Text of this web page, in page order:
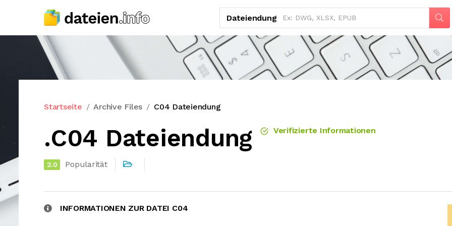
Dateiendung
Startseite Archive Files C04 Dateiendung
.C04 Dateiendung Verifizierte Informationen
2.0 Popularität
INFORMATIONEN ZUR DATEI C04